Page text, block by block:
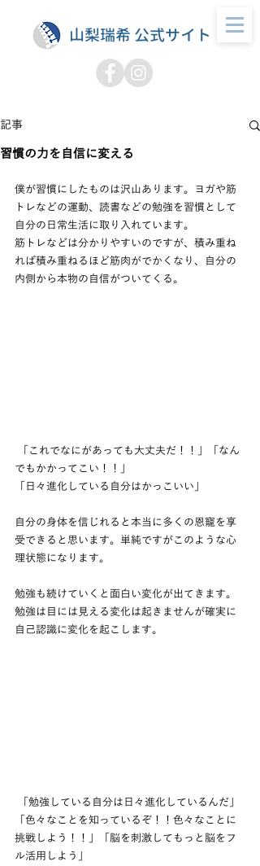
山梨瑞希 公式サイト
記事
習慣の力を自信に変える
僕が習慣にしたものは沢山あります。ヨガや筋
トレなどの運動、読書などの勉強を習慣として
自分の日常生活に取り入れています。
筋トレなどは分かりやすいのですが、積み重ね
れば積み重ねるほど筋肉がでかくなり、自分の
内側から本物の自信がついてくる。
でもかかってこい！！」
「日々進化している自分はかっこいい」
自分の身体を信じれると本当に多くの恩寵を享
受できると思います。単純ですがこのような心
理状態になります。
勉強も続けていくと面白い変化が出てきます。
勉強は目には見える変化は起きませんが確実に
自己認識に変化を起こします。
「色々なことを知っているぞ！！色々なことに
挑戦しよう！！」「脳を刺激してもっと脳をフ
ル活用しよう」